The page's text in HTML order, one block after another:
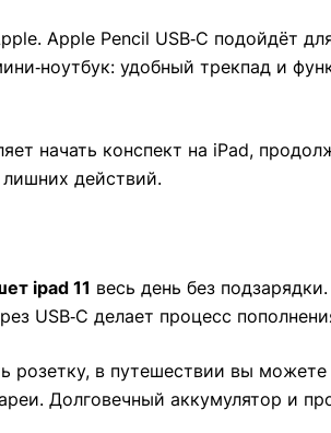
Apple Pencil USB‑C подойдёт
удобный трекпад и
начать конспект на iPad,
действий.
ipad 11 весь день без
USB‑C делает процесс
розетку, в путешествии вы
Долговечный аккумулятор и